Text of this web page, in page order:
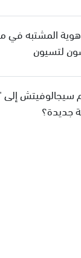
المشتبه في
لتسيون
سيجالوفيتش إلى
جديدة؟